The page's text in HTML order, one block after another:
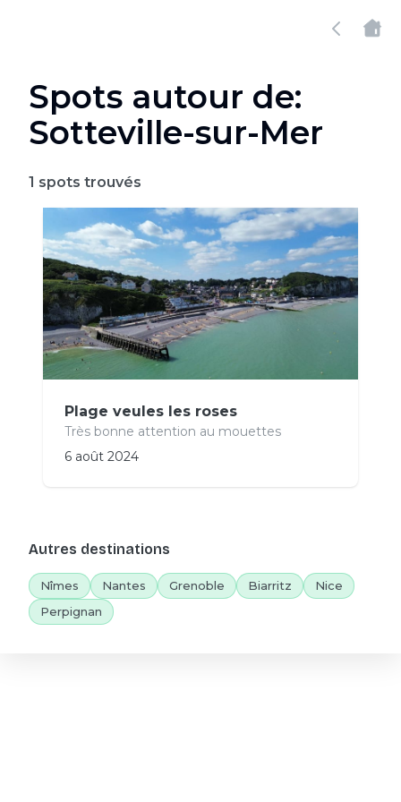
Spots autour de:
Sotteville-sur-Mer
1 spots trouvés
Plage veules les roses
Très bonne attention au mouettes
6 août 2024
Autres destinations
Nîmes Nantes Grenoble Biarritz
Nice
Perpignan